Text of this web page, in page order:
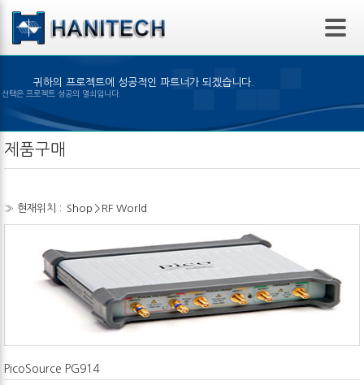
본문 바로가기
귀하의 프로젝트에 성공적인 파트너가 되겠습니다.
제품의 선택은 프로젝트 성공의 열쇠입니다.
제품구매
» 현재위치 : Shop > RF World
PicoSource PG914